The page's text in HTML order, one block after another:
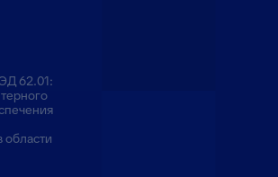
62.01:
области